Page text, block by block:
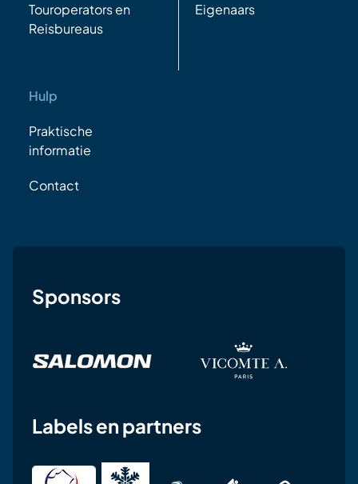
Touroperators en
Reisbureaus
Eigenaars
Hulp
Praktische
informatie
Contact
Sponsors
Labels en partners